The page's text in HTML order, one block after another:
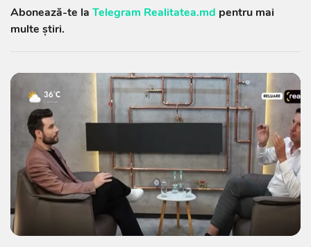
Abonează-te la Telegram Realitatea.md pentru mai
multe știri.